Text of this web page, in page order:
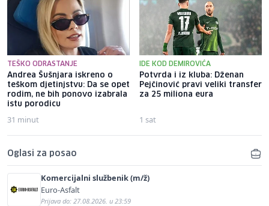
TEŠKO ODRASTANJE
Andrea Šušnjara iskreno o
teškom djetinjstvu: Da se opet
rodim, ne bih ponovo izabrala
istu porodicu
31 minut
IDE KOD DEMIROVIĆA
Potvrda i iz kluba: Dženan
Pejčinović pravi veliki transfer
za 25 miliona eura
1 sat
Oglasi za posao
Komercijalni službenik (m/ž)
Euro-Asfalt
Prijava do: 27.08.2026. u 23:59